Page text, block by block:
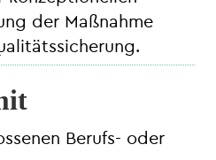
der Maßnahme
Berufs- oder